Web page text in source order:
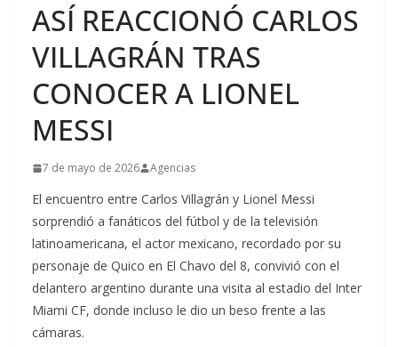
ASÍ REACCIONÓ CARLOS
VILLAGRÁN TRAS
CONOCER A LIONEL
MESSI
7 de mayo de 2026 Agencias
El encuentro entre Carlos Villagrán y Lionel Messi
sorprendió a fanáticos del fútbol y de la televisión
latinoamericana, el actor mexicano, recordado por su
personaje de Quico en El Chavo del 8, convivió con el
delantero argentino durante una visita al estadio del Inter
Miami CF, donde incluso le dio un beso frente a las
cámaras.